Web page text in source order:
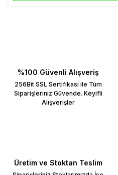
%100 Güvenli Alışveriş
256Bit SSL Sertifikası ile Tüm
Siparişleriniz Güvende. Keyifli
Alışverişler
Üretim ve Stoktan Teslim